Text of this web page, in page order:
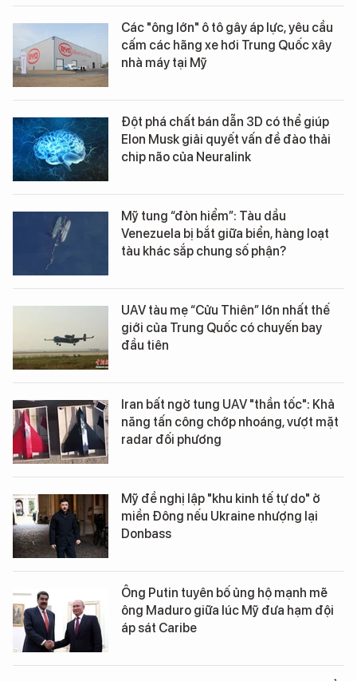
Các "ông lớn" ô tô gây áp lực, yêu cầu
cấm các hãng xe hơi Trung Quốc xây
nhà máy tại Mỹ
Đột phá chất bán dẫn 3D có thể giúp
Elon Musk giải quyết vấn đề đào thải
chip não của Neuralink
Mỹ tung “đòn hiểm”: Tàu dầu
Venezuela bị bắt giữa biển, hàng loạt
tàu khác sắp chung số phận?
UAV tàu mẹ “Cửu Thiên” lớn nhất thế
giới của Trung Quốc có chuyến bay
đầu tiên
Iran bất ngờ tung UAV "thần tốc": Khả
năng tấn công chớp nhoáng, vượt mặt
radar đối phương
Mỹ đề nghị lập "khu kinh tế tự do" ở
miền Đông nếu Ukraine nhượng lại
Donbass
Ông Putin tuyên bố ủng hộ mạnh mẽ
ông Maduro giữa lúc Mỹ đưa hạm đội
áp sát Caribe